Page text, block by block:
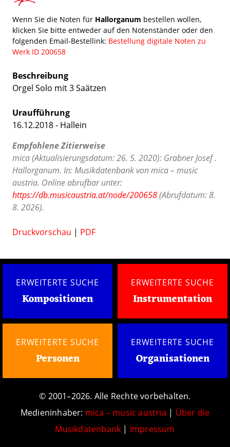
Wenn Sie die Noten für Hallorganum bestellen wollen,
klicken Sie bitte entweder auf den Notenständer oder den
folgenden Email-Bestellink: Bestellung digitale Noten zu
Werk ID 200658
Beschreibung
Orgel Solo mit 3 Saätzen
Uraufführung
16.12.2018 - Hallein
Empfohlene Zitierweise
mica (Aktualisierungsdatum: 26. 5. 2020): Grabner Josef .
Hallorganum. In: Musikdatenbank von mica – music
austria. Online abrufbar unter:
https://db.musicaustria.at/node/200658(Abrufdatum: 8.
8. 2026).
Druckvorschau | PDF
ERWEITERTE SUCHE
Kompositionen
ERWEITERTE SUCHE
Instrumentation
ERWEITERTE SUCHE
Personen
ERWEITERTE SUCHE
Organisationen
© 2001–2026. Alle Rechte vorbehalten.
Medieninhaber: mica – music austria | Über die
Musikdatenbank | Impressum